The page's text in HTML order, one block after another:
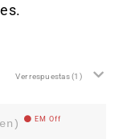
Ver respuestas(1)
EM Off